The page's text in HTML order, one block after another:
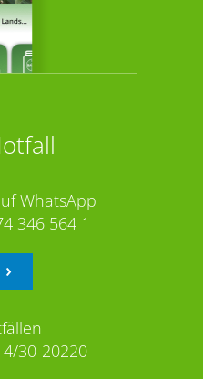
WhatsApp
346 564 1
30-20220